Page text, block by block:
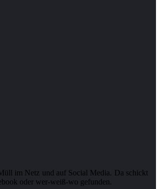
im Netz und auf Social Media. Da schickt
oder wer-weiß-wo gefunden.